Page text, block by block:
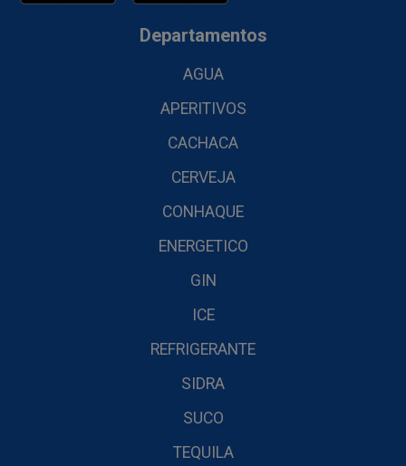
Departamentos
AGUA
APERITIVOS
CACHACA
CERVEJA
CONHAQUE
ENERGETICO
GIN
ICE
REFRIGERANTE
SIDRA
SUCO
TEQUILA